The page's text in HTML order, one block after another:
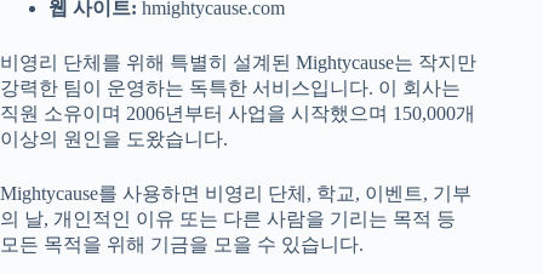
웹 사이트: hmightycause.com
비영리 단체를 위해 특별히 설계된 Mightycause는 작지만
강력한 팀이 운영하는 독특한 서비스입니다. 이 회사는
직원 소유이며 2006년부터 사업을 시작했으며 150,000개
이상의 원인을 도왔습니다.
Mightycause를 사용하면 비영리 단체, 학교, 이벤트, 기부
의 날, 개인적인 이유 또는 다른 사람을 기리는 목적 등
모든 목적을 위해 기금을 모을 수 있습니다.